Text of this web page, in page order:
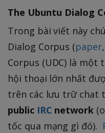
The Ubuntu Dialog
Trong bài viết này
Dialog Corpus (paper,
Corpus (UDC) là
hội thoại lớn nhất
trên các lưu trữ chat
public IRC network
tốc qua mạng gì đó).